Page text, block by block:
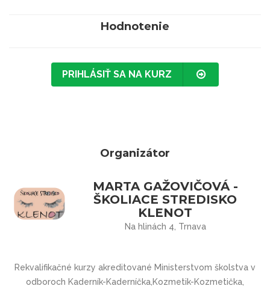
Hodnotenie
PRIHLÁSIŤ SA NA KURZ
Organizátor
MARTA GAŽOVIČOVÁ -
ŠKOLIACE STREDISKO
KLENOT
Na hlinách 4, Trnava
Rekvalifikačné kurzy akreditované Ministerstvom školstva v
odboroch Kaderník-Kaderníčka,Kozmetik-Kozmetička,